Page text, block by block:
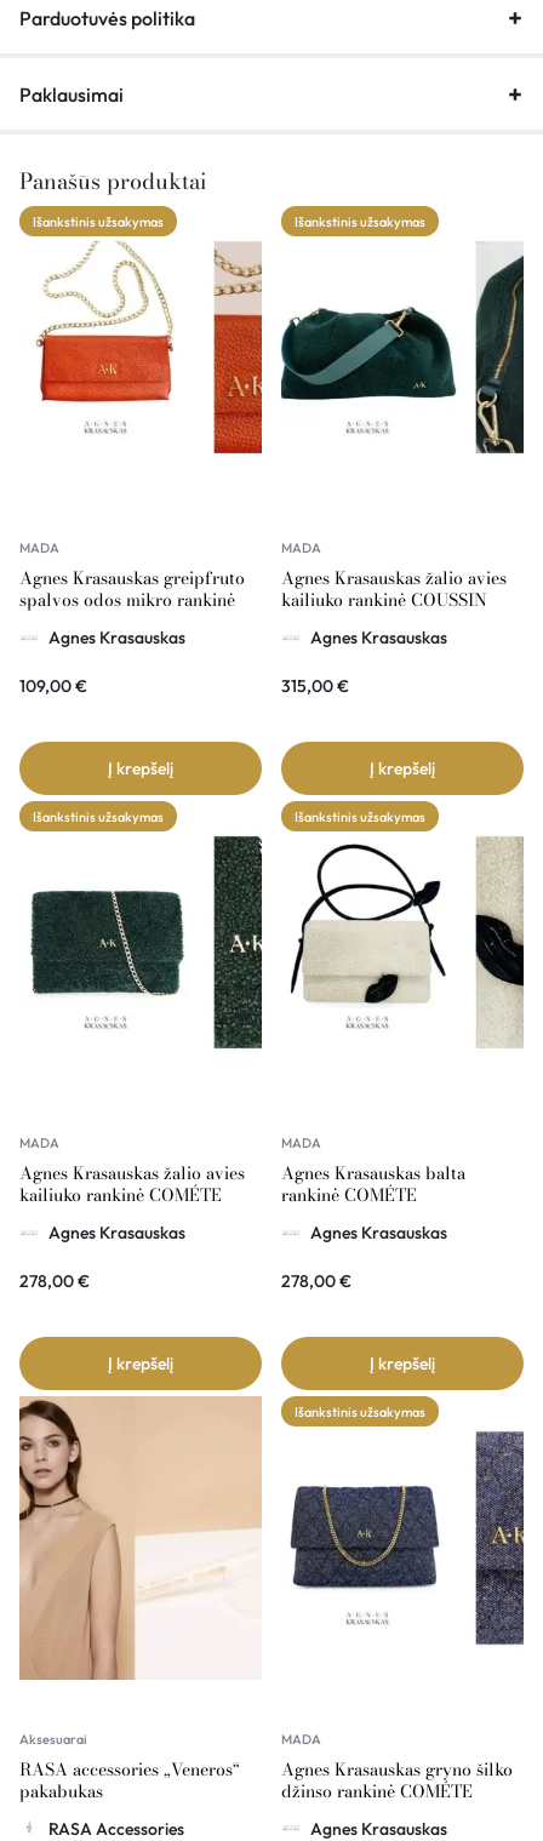
Parduotuvės politika
Paklausimai
Panašūs produktai
Išankstinis užsakymas
MADA
Agnes Krasauskas greipfruto
spalvos odos mikro rankinė
Agnes Krasauskas
109,00€
Į krepšelį
Išankstinis užsakymas
MADA
Agnes Krasauskas žalio avies
kailiuko rankinė COUSSIN
Agnes Krasauskas
315,00€
Į krepšelį
Išankstinis užsakymas
MADA
Agnes Krasauskas žalio avies
kailiuko rankinė COMÉTE
Agnes Krasauskas
278,00€
Į krepšelį
Išankstinis užsakymas
MADA
Agnes Krasauskas balta
rankinė COMÉTE
Agnes Krasauskas
278,00€
Į krepšelį
Aksesuarai
RASA accessories „Veneros“
pakabukas
RASA Accessories
Išankstinis užsakymas
MADA
Agnes Krasauskas gryno šilko
džinso rankinė COMÉTE
Agnes Krasauskas